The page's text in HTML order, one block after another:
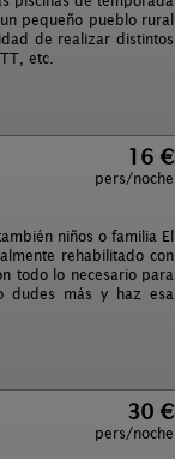
pequeño pueblo rural
de realizar distintos
etc.
16 €
pers/noche
niños o familia El
rehabilitado con
todo lo necesario para
dudes más y haz esa
30 €
pers/noche